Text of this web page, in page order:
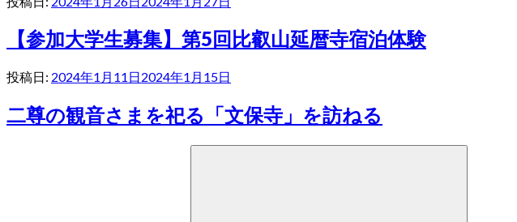
【参加大学生募集】第5回比叡山延暦寺宿泊体験
投稿日: 2024年1月11日2024年1月15日
二尊の観音さまを祀る「文保寺」を訪ねる